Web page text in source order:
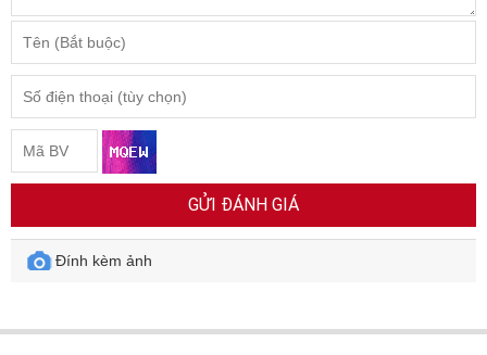
GỬI ĐÁNH GIÁ
Đính kèm ảnh